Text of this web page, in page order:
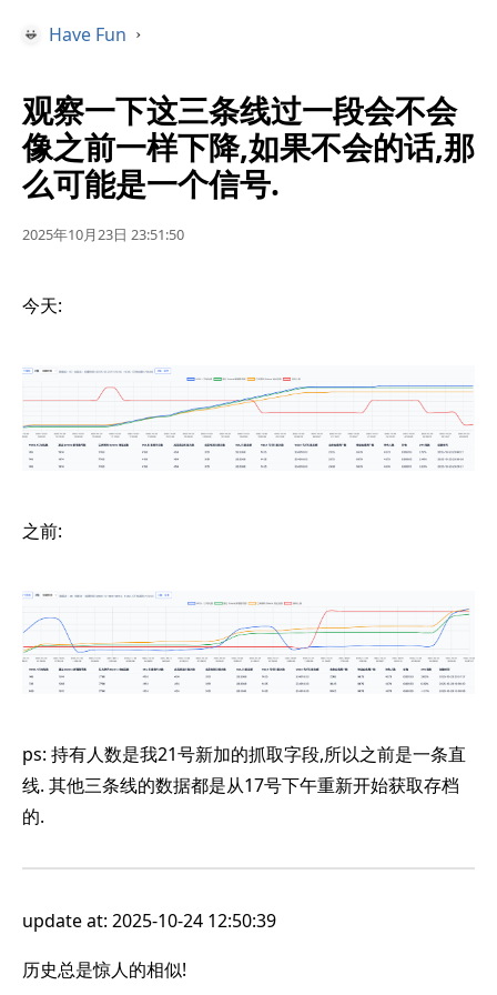
Have Fun ›
观察一下这三条线过一段会不会
像之前一样下降,如果不会的话,那
么可能是一个信号.
2025年10月23日 23:51:50
今天:
之前:
ps: 持有人数是我21号新加的抓取字段,所以之前是一条直
线. 其他三条线的数据都是从17号下午重新开始获取存档
的.
update at: 2025-10-24 12:50:39
历史总是惊人的相似!